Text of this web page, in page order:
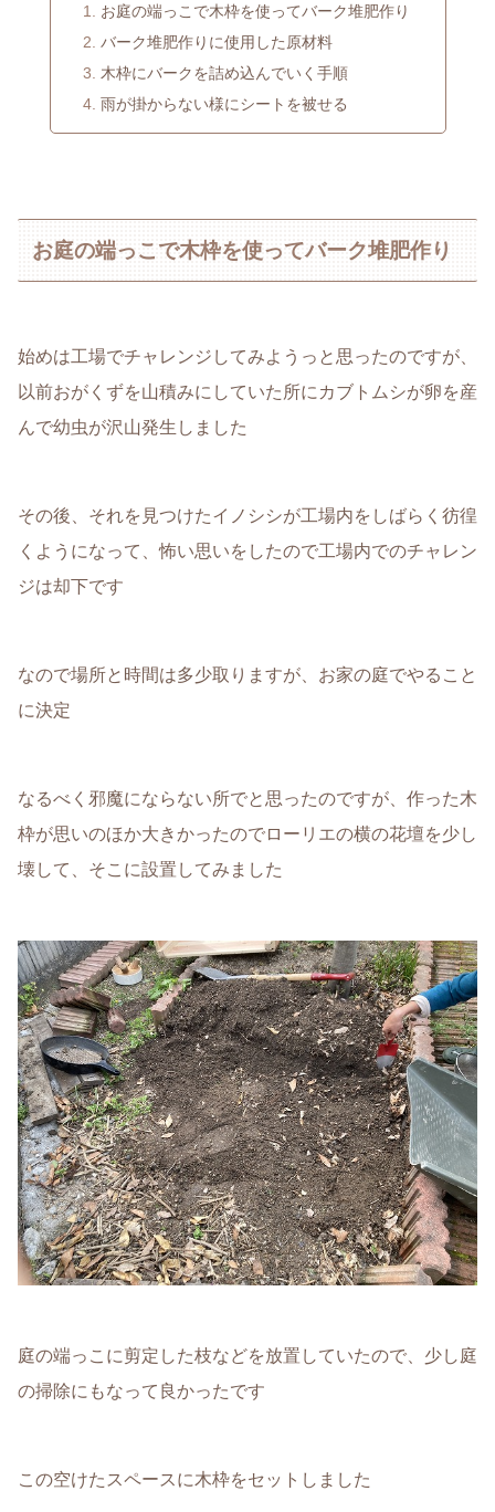
お庭の端っこで木枠を使ってバーク堆肥作り
バーク堆肥作りに使用した原材料
木枠にバークを詰め込んでいく手順
雨が掛からない様にシートを被せる
お庭の端っこで木枠を使ってバーク堆肥作り
始めは工場でチャレンジしてみようっと思ったのですが、
以前おがくずを山積みにしていた所にカブトムシが卵を産
んで幼虫が沢山発生しました
その後、それを見つけたイノシシが工場内をしばらく彷徨
くようになって、怖い思いをしたので工場内でのチャレン
ジは却下です
なので場所と時間は多少取りますが、お家の庭でやること
に決定
なるべく邪魔にならない所でと思ったのですが、作った木
枠が思いのほか大きかったのでローリエの横の花壇を少し
壊して、そこに設置してみました
庭の端っこに剪定した枝などを放置していたので、少し庭
の掃除にもなって良かったです
この空けたスペースに木枠をセットしました